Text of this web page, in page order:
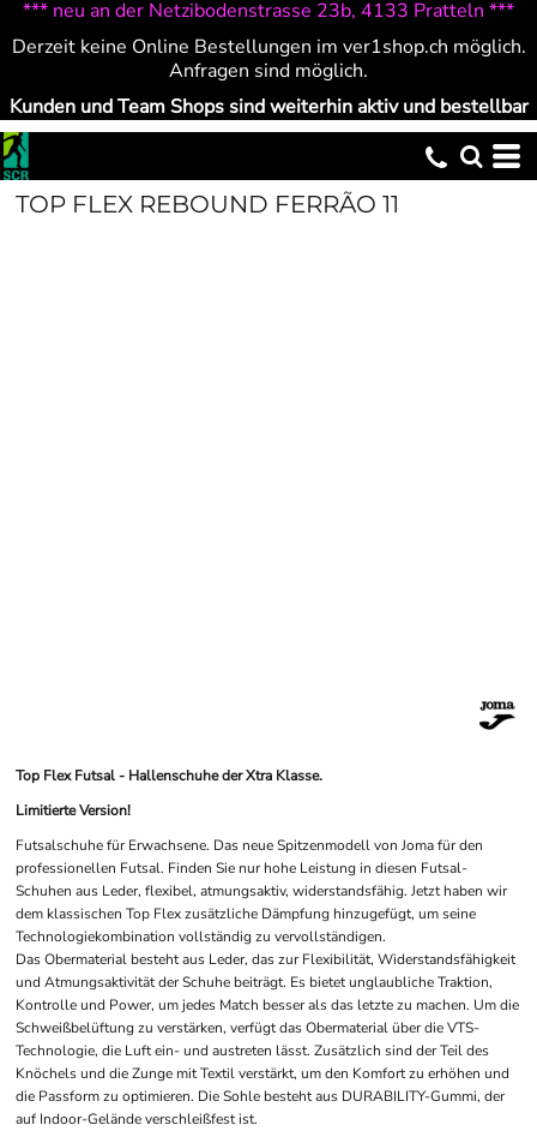
*** neu an der Netzibodenstrasse 23b, 4133 Pratteln ***
Derzeit keine Online Bestellungen im ver1shop.ch möglich.
Anfragen sind möglich.
Kunden und Team Shops sind weiterhin aktiv und bestellbar
TOP FLEX REBOUND FERRÃO 11
Top Flex Futsal - Hallenschuhe der Xtra Klasse.
Limitierte Version!
Futsalschuhe für Erwachsene. Das neue Spitzenmodell von Joma für den
professionellen Futsal. Finden Sie nur hohe Leistung in diesen Futsal-
Schuhen aus Leder, flexibel, atmungsaktiv, widerstandsfähig. Jetzt haben wir
dem klassischen Top Flex zusätzliche Dämpfung hinzugefügt, um seine
Technologiekombination vollständig zu vervollständigen.
Das Obermaterial besteht aus Leder, das zur Flexibilität, Widerstandsfähigkeit
und Atmungsaktivität der Schuhe beiträgt. Es bietet unglaubliche Traktion,
Kontrolle und Power, um jedes Match besser als das letzte zu machen. Um die
Schweißbelüftung zu verstärken, verfügt das Obermaterial über die VTS-
Technologie, die Luft ein- und austreten lässt. Zusätzlich sind der Teil des
Knöchels und die Zunge mit Textil verstärkt, um den Komfort zu erhöhen und
die Passform zu optimieren. Die Sohle besteht aus DURABILITY-Gummi, der
auf Indoor-Gelände verschleißfest ist.